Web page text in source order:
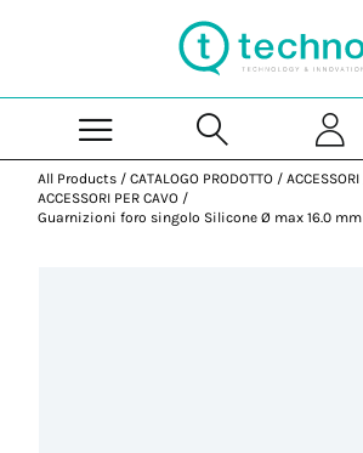
All Products / CATALOGO PRODOTTO / ACCESSORI
ACCESSORI PER CAVO /
Guarnizioni foro singolo Silicone Ø max 16.0 mm